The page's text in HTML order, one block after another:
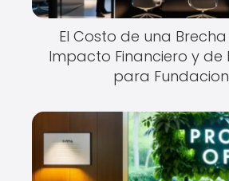
El Costo de una
Impacto Financiero y de
para